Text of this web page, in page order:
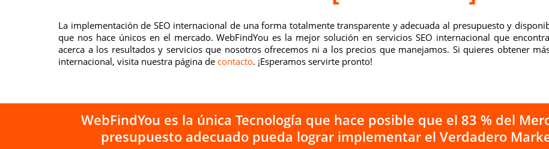
La implementación de SEO internacional de una forma totalmente transparente y adecuada al presupuesto y
que nos hace únicos en el mercado. WebFindYou es la mejor solución en servicios SEO internacional que
acerca a los resultados y servicios que nosotros ofrecemos ni a los precios que manejamos. Si quieres obtener
internacional, visita nuestra página de contacto. ¡Esperamos servirte pronto!
WebFindYou es la única Tecnología que hace posible que el 83 % del
presupuesto adecuado pueda lograr implementar el Verdadero